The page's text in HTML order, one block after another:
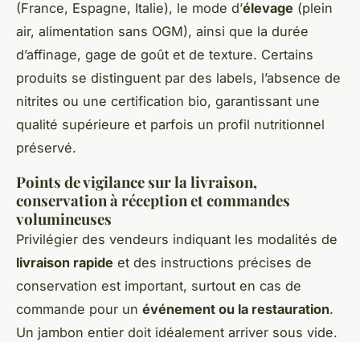
(France, Espagne, Italie), le mode d’élevage (plein
air, alimentation sans OGM), ainsi que la durée
d’affinage, gage de goût et de texture. Certains
produits se distinguent par des labels, l’absence de
nitrites ou une certification bio, garantissant une
qualité supérieure et parfois un profil nutritionnel
préservé.
Points de vigilance sur la livraison,
conservation à réception et commandes
volumineuses
Privilégier des vendeurs indiquant les modalités de
livraison rapide et des instructions précises de
conservation est important, surtout en cas de
commande pour un événement ou la restauration.
Un jambon entier doit idéalement arriver sous vide.